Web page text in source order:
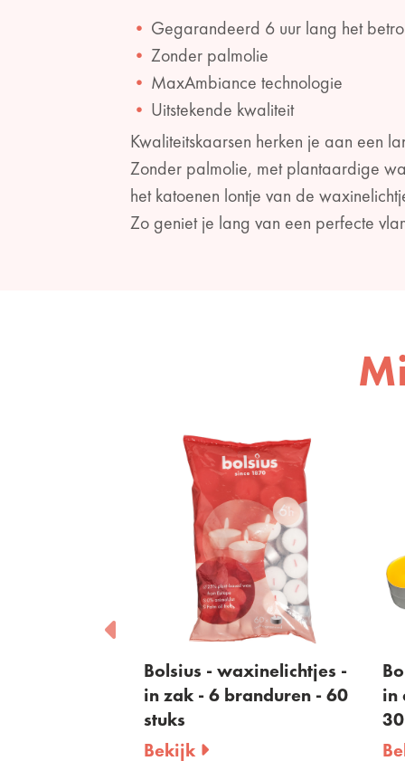
Gegarandeerd 6 uur lang het
Zonder palmolie
MaxAmbiance technologie
Uitstekende kwaliteit
Kwaliteitskaarsen herken je aan een
Zonder palmolie, met plantaardige
het katoenen lontje van de
Zo geniet je lang van een perfecte
Bolsius - waxinelichtjes -
in zak - 6 branduren - 60
stuks
Bekijk
in